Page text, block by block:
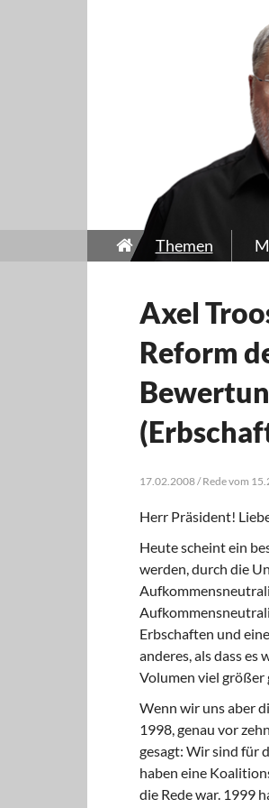
Themen
Axel
Reform
17.02.2008 / Rede vom
Herr Präsident!
Heute scheint ein
werden, durch die
Erbschaften und
anderes, als dass
Volumen viel größer
Wenn wir uns aber
1998, genau vor
gesagt: Wir sind für
haben eine
die Rede war. 1999